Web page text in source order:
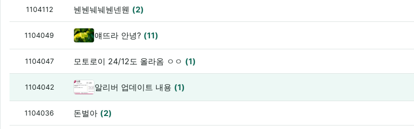
1104112 뉀뉀눼눼뉀넨웬 (2)
1104049 얘뜨라 안녕? (11)
1104047 모토로이 24/12도 올라옴 ㅇㅇ (1)
1104042 알리버 업데이트 내용 (1)
1104036 돈벌아 (2)